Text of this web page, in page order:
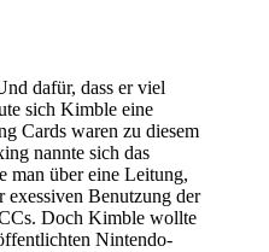
dafür, dass er viel
sich Kimble eine
Cards waren zu diesem
nannte sich das
man über eine Leitung,
exessiven Benutzung der
Doch Kimble wollte
Nintendo-